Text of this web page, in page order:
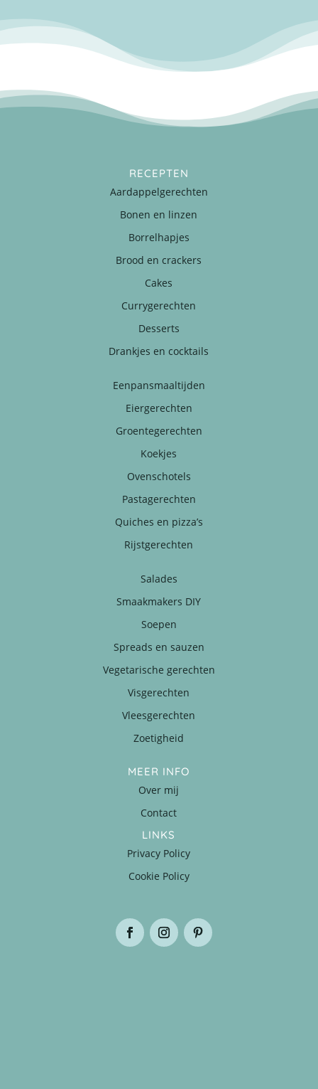
RECEPTEN
Aardappelgerechten
Bonen en linzen
Borrelhapjes
Brood en crackers
Cakes
Currygerechten
Desserts
Drankjes en cocktails
Eenpansmaaltijden
Eiergerechten
Groentegerechten
Koekjes
Ovenschotels
Pastagerechten
Quiches en pizza’s
Rijstgerechten
Salades
Smaakmakers DIY
Soepen
Spreads en sauzen
Vegetarische gerechten
Visgerechten
Vleesgerechten
Zoetigheid
MEER INFO
Over mij
Contact
LINKS
Privacy Policy
Cookie Policy